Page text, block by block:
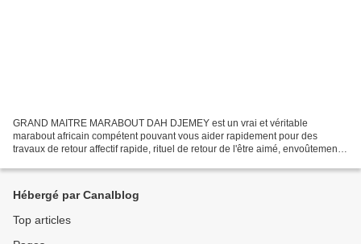
GRAND MAITRE MARABOUT DAH DJEMEY est un vrai et véritable
marabout africain compétent pouvant vous aider rapidement pour des
travaux de retour affectif rapide, rituel de retour de l'être aimé, envoûtement
Hébergé par Canalblog
Top articles